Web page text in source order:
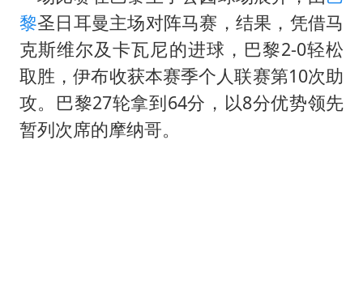
早田希娜挺进横滨女单16强
李亚鹏向地铁吐血女孩捐99999元
李嫣近照曝光
新华社权威快报|我国编制完成新版全月地质图
知识产权强国建设驶入“快车道”
黎圣日耳曼主场对阵马赛，结果，凭借马
克斯维尔及卡瓦尼的进球，巴黎2-0轻松
取胜，伊布收获本赛季个人联赛第10次助
攻。巴黎27轮拿到64分，以8分优势领先
暂列次席的摩纳哥。